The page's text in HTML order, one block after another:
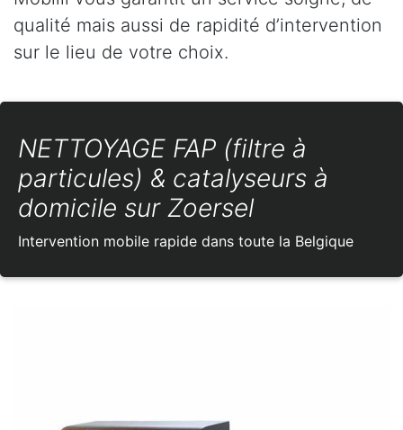
qualité mais aussi de rapidité d’intervention
sur le lieu de votre choix.
NETTOYAGE FAP (filtre à
particules) & catalyseurs à
domicile sur Zoersel
Intervention mobile rapide dans toute la Belgique